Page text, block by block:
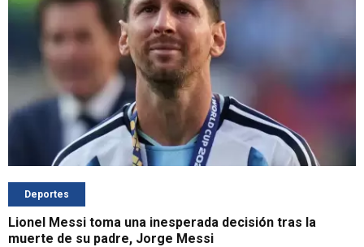
Deportes
Lionel Messi toma una inesperada decisión tras la
muerte de su padre, Jorge Messi